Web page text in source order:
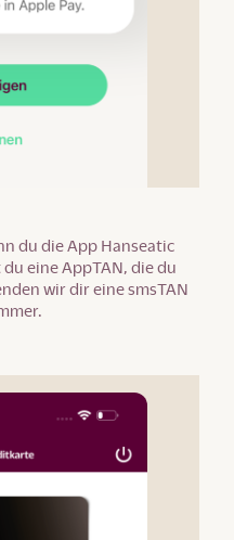
du die App Hanseatic
eine AppTAN, die du
wir dir eine smsTAN